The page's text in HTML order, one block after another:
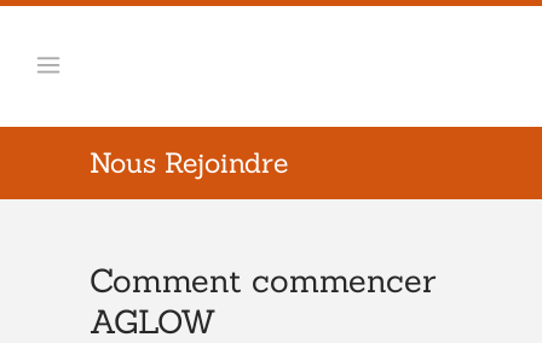
Nous Rejoindre
Comment commencer
AGLOW